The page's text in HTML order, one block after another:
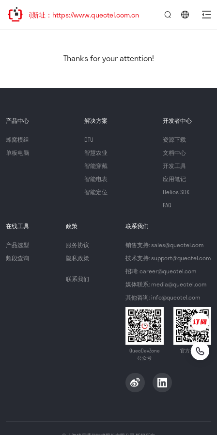
欢迎访问新址：https://www.quectel.com.cn
Thanks for your attention!
产品中心
蜂窝模组
单板电脑
解决方案
DTU
智慧农业
智能穿戴
智能电表
智能定位
开发者中心
资源下载
文档中心
开发工具
应用笔记
Helios SDK
FAQ
在线工具
产品选型
频段查询
政策
服务协议
隐私政策
联系我们
联系我们
销售支持: sales@quectel.com
技术支持: support@quectel.com
招聘: career@quectel.com
媒体联系: media@quectel.com
其他咨询: info@quectel.com
QuecDevZone
公众号
官方公众号